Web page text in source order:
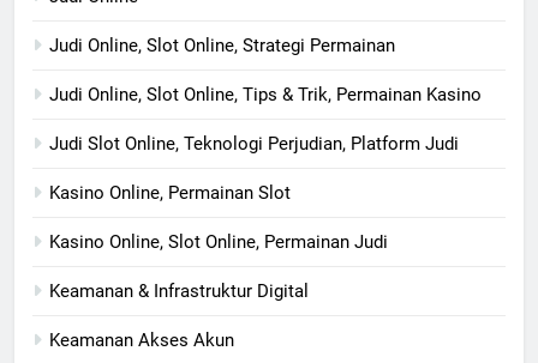
Judi Online, Slot Online, Strategi Permainan
Judi Online, Slot Online, Tips & Trik, Permainan Kasino
Judi Slot Online, Teknologi Perjudian, Platform Judi
Kasino Online, Permainan Slot
Kasino Online, Slot Online, Permainan Judi
Keamanan & Infrastruktur Digital
Keamanan Akses Akun